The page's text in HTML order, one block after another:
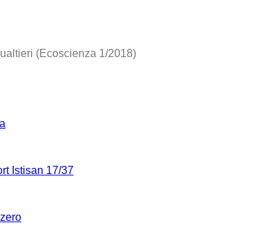
(Ecoscienza 1/2018)
Istisan 17/37